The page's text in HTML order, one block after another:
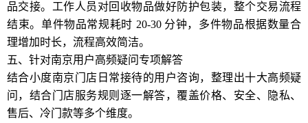
品交接。工作人员对回收物品做好防护包装，整个交易流程
结束。单件物品常规耗时 20-30 分钟，多件物品根据数量合
理增加时长，流程高效简洁。
五、针对南京用户高频疑问专项解答
结合小度南京门店日常接待的用户咨询，整理出十大高频疑
问，结合门店服务规则逐一解答，覆盖价格、安全、隐私、
售后、冷门款等多个维度。